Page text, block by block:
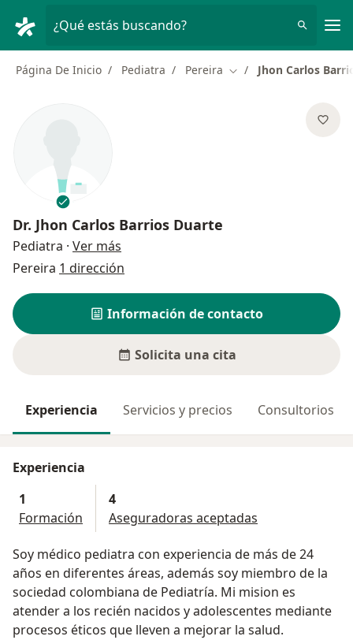
¿Qué estás buscando?
Página De Inicio Pediatra Pereira Cambiar de ciudad
Jhon Carlos
Dr. Jhon Carlos Barrios Duarte
Pediatra · Ver más
Pereira 1 dirección
Información de contacto
Solicita una cita
Experiencia Servicios y precios Consultorios
Experiencia
1
Formación
4
Aseguradoras aceptadas
Soy médico pediatra con experiencia de más de 24
años en diferentes áreas, además soy miembro de la
sociedad colombiana de Pediatría. Mi mision es
atender a los recién nacidos y adolescentes mediante
procesos éticos que lleven a mejorar la salud.